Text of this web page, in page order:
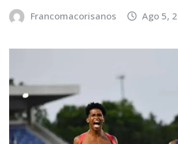
Francomacorisanos Ago 5,